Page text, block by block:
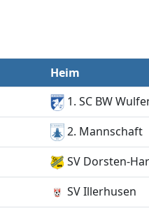
Heim
1. SC BW
2. Mannschaft
SV Dorsten-
SV Illerhusen